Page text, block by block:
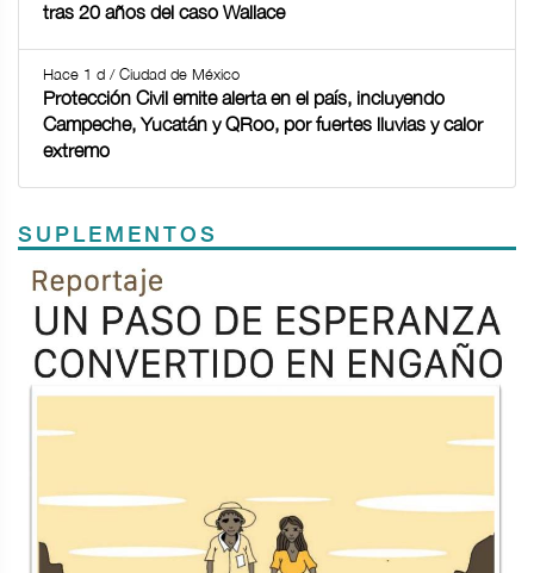
tras 20 años del caso Wallace
Hace 1 d / Ciudad de México
Protección Civil emite alerta en el país, incluyendo
Campeche, Yucatán y QRoo, por fuertes lluvias y calor
extremo
SUPLEMENTOS
Previous
TODOS LOS SUPLEMENTOS